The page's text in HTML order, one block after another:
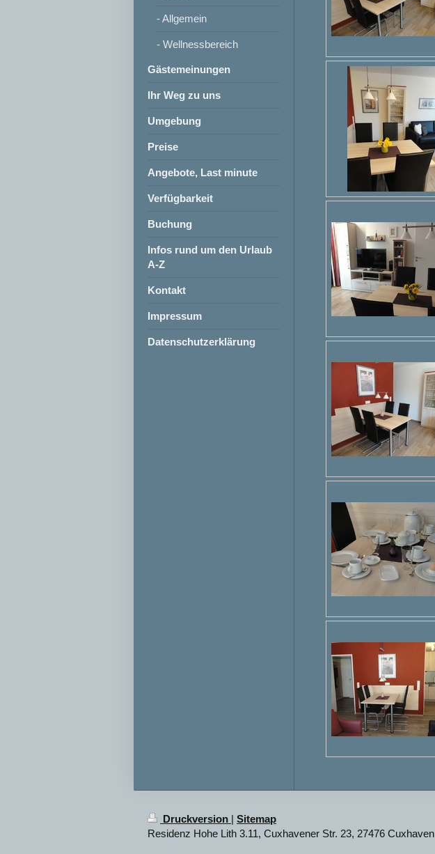
- Allgemein
- Wellnessbereich
Gästemeinungen
Ihr Weg zu uns
Umgebung
Preise
Angebote, Last minute
Verfügbarkeit
Buchung
Infos rund um den Urlaub
A-Z
Kontakt
Impressum
Datenschutzerklärung
Druckversion | Sitemap
Residenz Hohe Lith 3.11, Cuxhavener Str. 23, 27476 Cuxhaven